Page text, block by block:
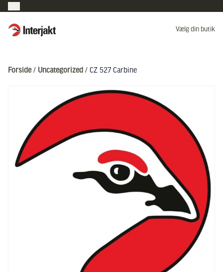
Interjakt DK Vælg din butik
Forside/ Uncategorized / CZ 527 Carbine